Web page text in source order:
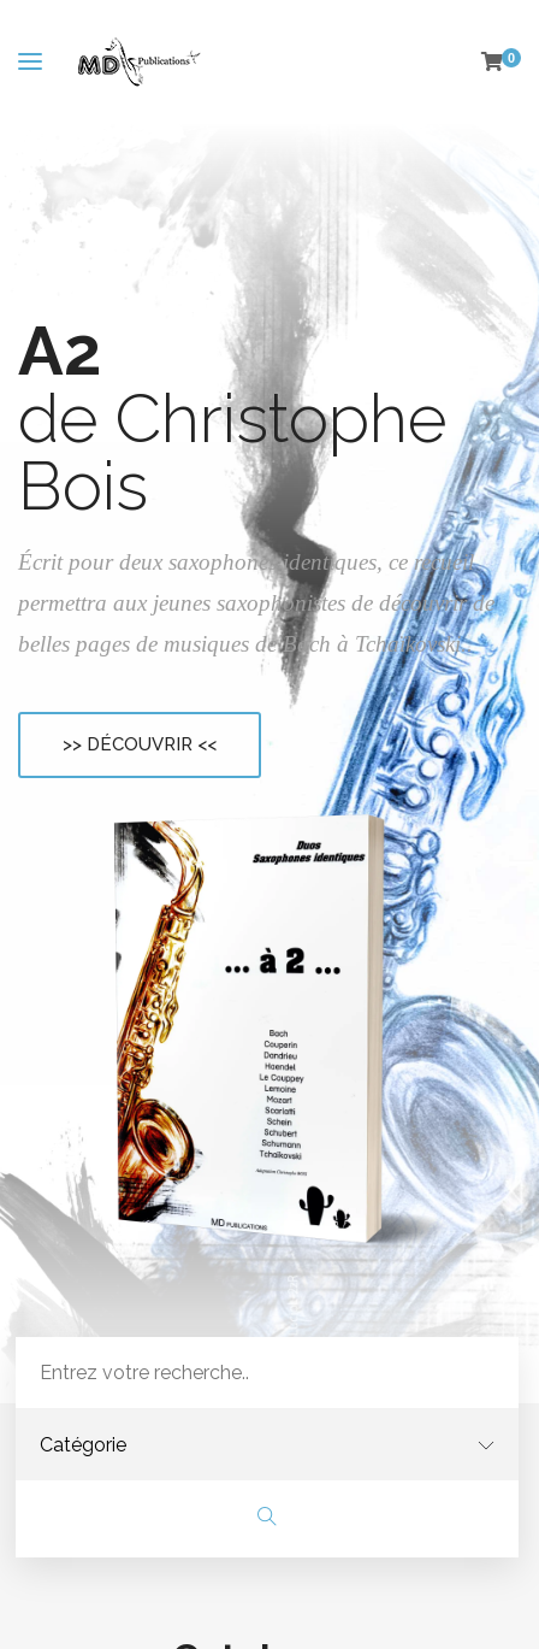
0
A2
de Christophe
Bois
Écrit pour deux saxophones identiques, ce recueil
permettra aux jeunes saxophonistes de découvrir de
belles pages de musiques de Bach à Tchaïkovski..
>> DÉCOUVRIR <<